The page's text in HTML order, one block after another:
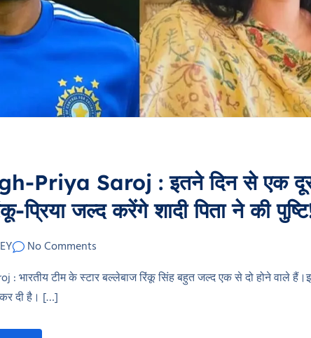
Priya Saroj : इतने दिन से एक
प्रिया जल्द करेंगे शादी पिता ने की
No Comments
: भारतीय टीम के स्टार बल्लेबाज रिंकू सिंह बहुत जल्द एक से दो होने वाले
कर दी है। […]